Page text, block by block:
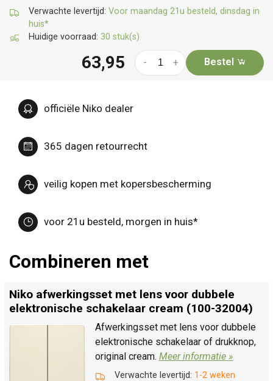
Verwachte levertijd: Voor maandag 21u besteld, dinsdag in
huis*
Huidige voorraad: 30 stuk(s)
63,95 +
- Bestel
officiële Niko dealer
365 dagen retourrecht
veilig kopen met kopersbescherming
voor 21u besteld, morgen in huis*
Combineren met
Niko afwerkingsset met lens voor dubbele
elektronische schakelaar cream (100-32004)
Afwerkingsset met lens voor dubbele
elektronische schakelaar of drukknop,
original cream. Meer informatie »
Verwachte levertijd: 1-2 weken